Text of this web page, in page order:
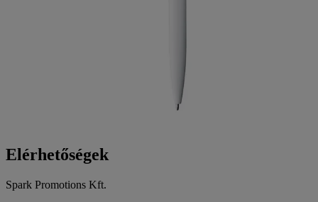
Elérhetőségek
Spark Promotions Kft.